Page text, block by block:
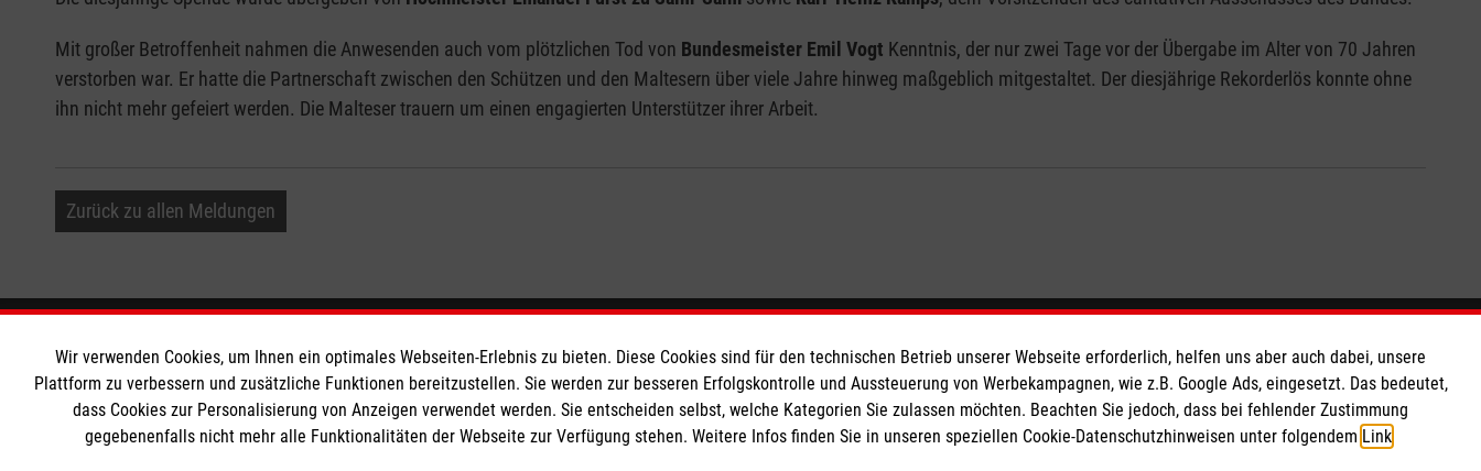
Mit großer Betroffenheit nahmen die Anwesenden auch vom plötzlichen Tod von Bundesmeister Emil Vogt Kenntnis, der nur zwei Tage vor der Übergabe im Alter von 70 Jahren
verstorben war. Er hatte die Partnerschaft zwischen den Schützen und den Maltesern über viele Jahre hinweg maßgeblich mitgestaltet. Der diesjährige Rekorderlös konnte ohne
ihn nicht mehr gefeiert werden. Die Malteser trauern um einen engagierten Unterstützer ihrer Arbeit.
Zurück zu allen Meldungen
Informationen
Impressum
Datenschutz
Die Malteser
Malteser in Deutschland
Malteserorden
Spendenkonto
Empfänger: Malteser Hilfsdienst e.V.
Bank: Pax-Bank für Kirche und Caritas eG
So finden Sie uns
Hellweg 267
45721 Haltern am See
Wir verwenden Cookies, um Ihnen ein optimales Webseiten-Erlebnis zu bieten. Diese Cookies sind für den technischen Betrieb unserer Webseite erforderlich, helfen uns aber auch dabei, unsere
Plattform zu verbessern und zusätzliche Funktionen bereitzustellen. Sie werden zur besseren Erfolgskontrolle und Aussteuerung von Werbekampagnen, wie z.B. Google Ads, eingesetzt. Das bedeutet,
dass Cookies zur Personalisierung von Anzeigen verwendet werden. Sie entscheiden selbst, welche Kategorien Sie zulassen möchten. Beachten Sie jedoch, dass bei fehlender Zustimmung
gegebenenfalls nicht mehr alle Funktionalitäten der Webseite zur Verfügung stehen. Weitere Infos finden Sie in unseren speziellen Cookie-Datenschutzhinweisen unter folgendem Link